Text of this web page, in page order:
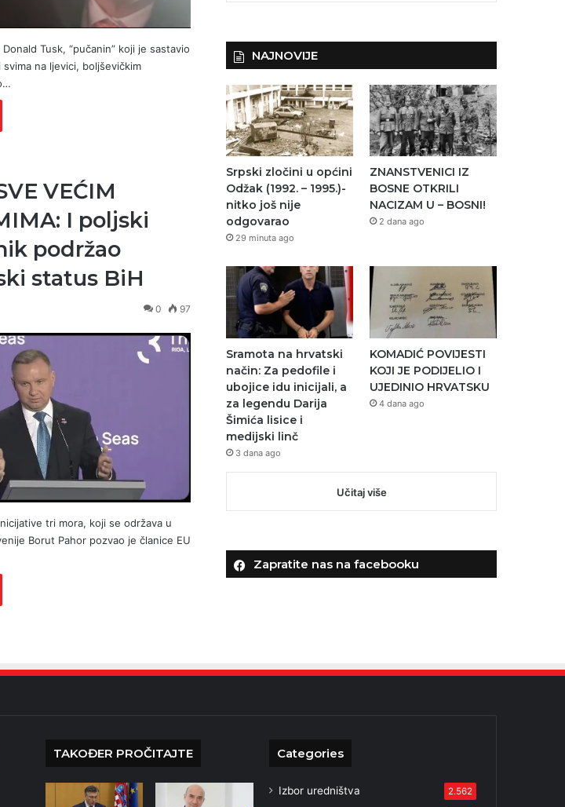
Tusk, “pučanin” koji je sastavio
na ljevici, boljševičkim
VEĆIM
I poljski
podržao
status BiH
0 97
tri mora, koji se održava u
Borut Pahor pozvao je članice EU
NAJNOVIJE
Srpski zločini u općini
Odžak (1992. – 1995.)-
nitko još nije
odgovarao
29 minuta ago
ZNANSTVENICI IZ
BOSNE OTKRILI
NACIZAM U – BOSNI!
2 dana ago
Sramota na hrvatski
način: Za pedofile i
ubojice idu inicijali, a
za legendu Darija
Šimića lisice i
medijski linč
3 dana ago
KOMADIĆ POVIJESTI
KOJI JE PODIJELIO I
UJEDINIO HRVATSKU
4 dana ago
Učitaj više
Zapratite nas na facebooku
TAKOĐER PROČITAJTE Categories
Izbor uredništva 2.562